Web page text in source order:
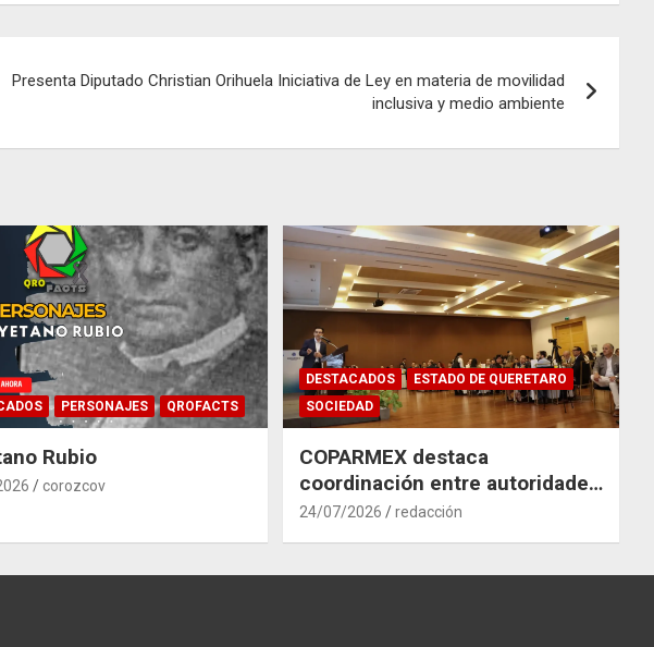
Presenta Diputado Christian Orihuela Iniciativa de Ley en materia de movilidad
inclusiva y medio ambiente
PERSONAJES QROFACTS
Rubio
corozcov
DESTACADOS
ESTADO DE QUERETARO
SOCIEDAD
COPARMEX destaca
coordinación entre autoridades
y empresas para mitigar el
24/07/2026 redacción